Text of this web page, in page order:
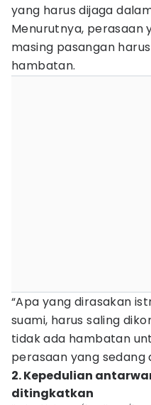
yang harus dijaga
Menurutnya, perasaan
masing pasangan
hambatan.
“Apa yang dirasakan
suami, harus saling
tidak ada hambatan
perasaan yang sedang
2. Kepedulian
ditingkatkan